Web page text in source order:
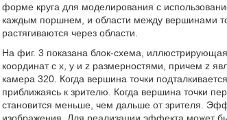
форме круга для моделирования с
каждым поршнем, и области между вершинами
растягиваются через области.
На фиг. 3 показана блок-схема,
координат с x, y и z размерностями, причем z
камера 320. Когда вершина точки
приближаясь к зрителю. Когда вершина точки
становится меньше, чем дальше от зрителя.